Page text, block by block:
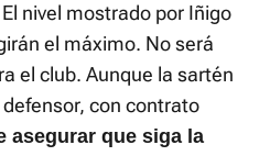
nivel mostrado por Iñigo
el máximo. No será
el club. Aunque la sartén
con contrato
asegurar que siga la